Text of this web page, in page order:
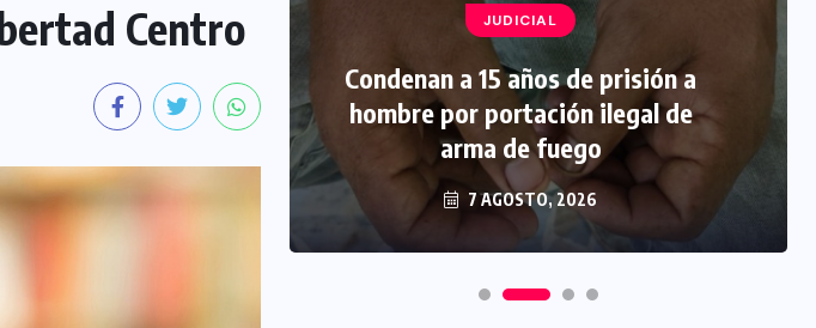
Centro
JUDICIAL
Condenan a 15 años de prisión a
hombre por portación ilegal de
arma de fuego
7 AGOSTO, 2026